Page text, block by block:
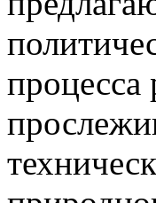
процесса